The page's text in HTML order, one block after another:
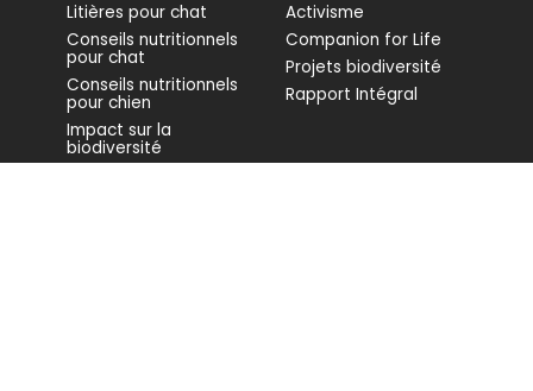
Litières pour chat
Conseils nutritionnels
pour chat
Conseils nutritionnels
pour chien
Impact sur la
biodiversité
Activisme
Companion for Life
Projets biodiversité
Rapport Intégral